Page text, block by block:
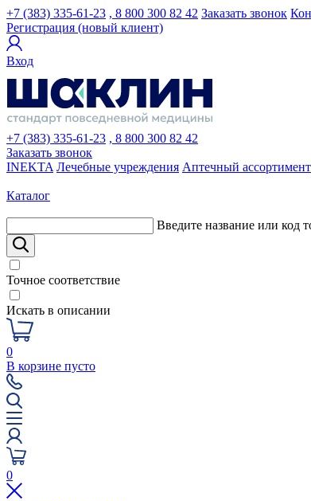
+7 (383) 335-61-23 , 8 800 300 82 42 Заказать звонок
Регистрация (новый клиент)
Вход
+7 (383) 335-61-23 , 8 800 300 82 42
Заказать звонок
INEKTA Лечебные учреждения Аптечный ассортимент
Каталог
Введите название или код
Точное соответствие
Искать в описании
0
В корзине пусто
0